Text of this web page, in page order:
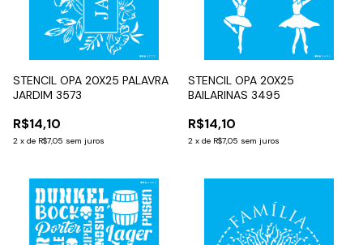
STENCIL OPA 20X25 PALAVRA
JARDIM 3573
R$14,10
2 x de R$7,05 sem juros
STENCIL OPA 20X25
BAILARINAS 3495
R$14,10
2 x de R$7,05 sem juros